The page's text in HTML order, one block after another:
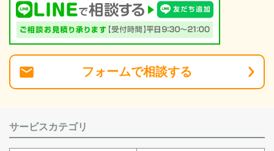
フォームで相談する
サービスカテゴリ